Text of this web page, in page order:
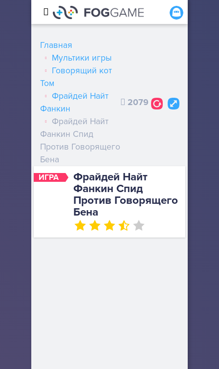
ИГРА
Фрайдей Найт
Фанкин Спид
Против Говорящего
Бена
Главная
Мультики игры
Говорящий кот
Том
Фрайдей Найт
Фанкин
Фрайдей Найт
Фанкин Спид
Против Говорящего
Бена
2079